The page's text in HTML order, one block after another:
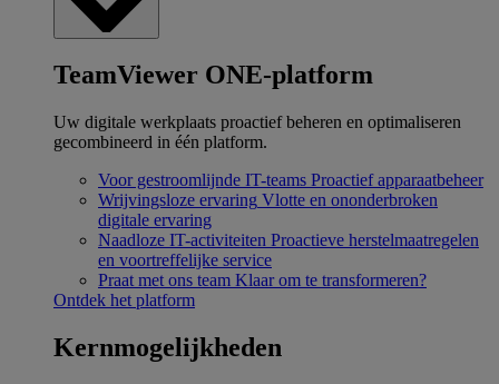
TeamViewer ONE-platform
Uw digitale werkplaats proactief beheren en optimaliseren
gecombineerd in één platform.
Voor gestroomlijnde IT-teams Proactief apparaatbeheer
Wrijvingsloze ervaring Vlotte en ononderbroken
digitale ervaring
Naadloze IT-activiteiten Proactieve herstelmaatregelen
en voortreffelijke service
Praat met ons team Klaar om te transformeren?
Ontdek het platform
Kernmogelijkheden